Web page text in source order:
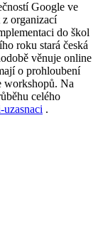
Google ve
z organizací
do škol
roku stará česká
věnuje online
o prohloubení
workshopů. Na
celého
.